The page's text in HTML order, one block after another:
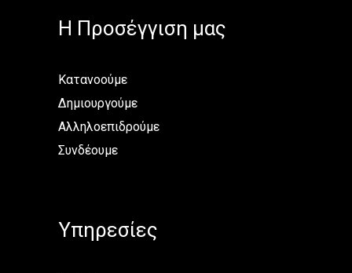
H Προσέγγιση μας
Κατανοούμε
Δημιουργούμε
Αλληλοεπιδρούμε
Συνδέουμε
Υπηρεσίες